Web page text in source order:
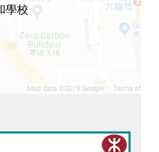
學校